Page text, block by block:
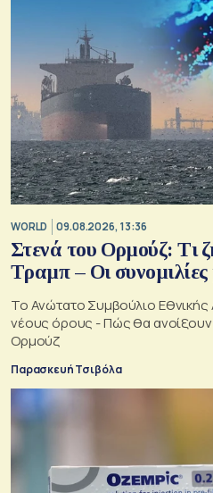
WORLD 09.08.2026, 13:36
Στενά του Ορμούζ: Τι
Τραμπ – Οι
Το Ανώτατο Συμβούλιο Εθνικής
νέους όρους - Πώς θα
Ορμούζ
Παρασκευή Τσιβόλα